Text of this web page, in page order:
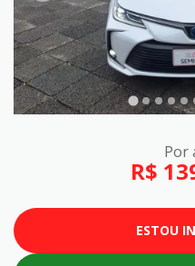
Por
R$
ESTOU